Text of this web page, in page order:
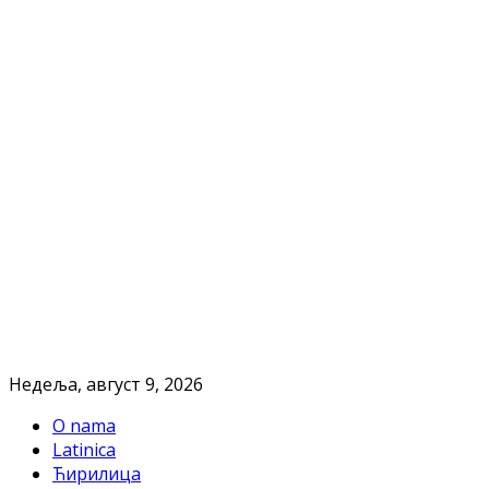
Недеља, август 9, 2026
O nama
Latinica
Ћирилица